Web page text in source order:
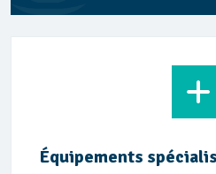
Équipements